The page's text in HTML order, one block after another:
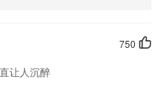
等你兑换
；
750
让人沉醉